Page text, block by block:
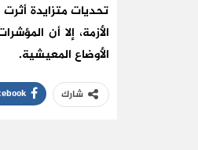
تحديات متزايدة
الأزمة، إلا أن
الأوضاع المعيشية.
شارك